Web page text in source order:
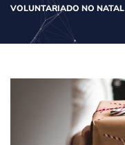
VOLUNTARIADO NO NATAL